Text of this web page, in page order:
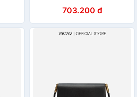
703.200 đ